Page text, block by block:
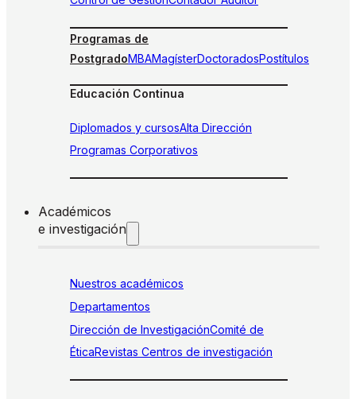
Programas de
PostgradoMBAMagísterDoctoradosPostítulos
Educación Continua
Diplomados y cursosAlta Dirección
Programas Corporativos
Académicos
e investigación
Nuestros académicos
Departamentos
Dirección de InvestigaciónComité de
ÉticaRevistas Centros de investigación